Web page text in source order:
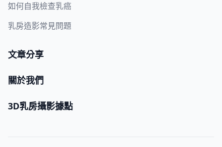
如何自我檢查乳癌
乳房造影常見問題
文章分享
關於我們
3D乳房攝影據點